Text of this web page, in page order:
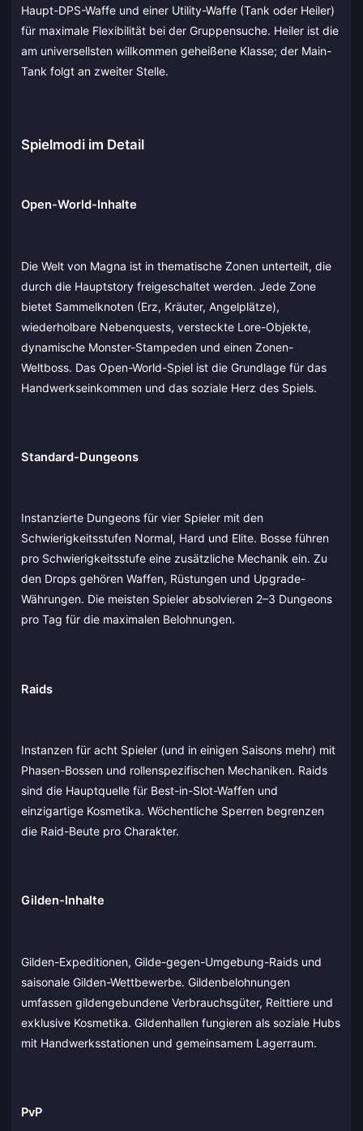
Haupt-DPS-Waffe und einer Utility-Waffe (Tank oder Heiler)
für maximale Flexibilität bei der Gruppensuche. Heiler ist die
am universellsten willkommen geheißene Klasse; der Main-
Tank folgt an zweiter Stelle.
Spielmodi im Detail
Open-World-Inhalte
Die Welt von Magna ist in thematische Zonen unterteilt, die
durch die Hauptstory freigeschaltet werden. Jede Zone
bietet Sammelknoten (Erz, Kräuter, Angelplätze),
wiederholbare Nebenquests, versteckte Lore-Objekte,
dynamische Monster-Stampeden und einen Zonen-
Weltboss. Das Open-World-Spiel ist die Grundlage für das
Handwerkseinkommen und das soziale Herz des Spiels.
Standard-Dungeons
Instanzierte Dungeons für vier Spieler mit den
Schwierigkeitsstufen Normal, Hard und Elite. Bosse führen
pro Schwierigkeitsstufe eine zusätzliche Mechanik ein. Zu
den Drops gehören Waffen, Rüstungen und Upgrade-
Währungen. Die meisten Spieler absolvieren 2–3 Dungeons
pro Tag für die maximalen Belohnungen.
Raids
Instanzen für acht Spieler (und in einigen Saisons mehr) mit
Phasen-Bossen und rollenspezifischen Mechaniken. Raids
sind die Hauptquelle für Best-in-Slot-Waffen und
einzigartige Kosmetika. Wöchentliche Sperren begrenzen
die Raid-Beute pro Charakter.
Gilden-Inhalte
Gilden-Expeditionen, Gilde-gegen-Umgebung-Raids und
saisonale Gilden-Wettbewerbe. Gildenbelohnungen
umfassen gildengebundene Verbrauchsgüter, Reittiere und
exklusive Kosmetika. Gildenhallen fungieren als soziale Hubs
mit Handwerksstationen und gemeinsamem Lagerraum.
PvP